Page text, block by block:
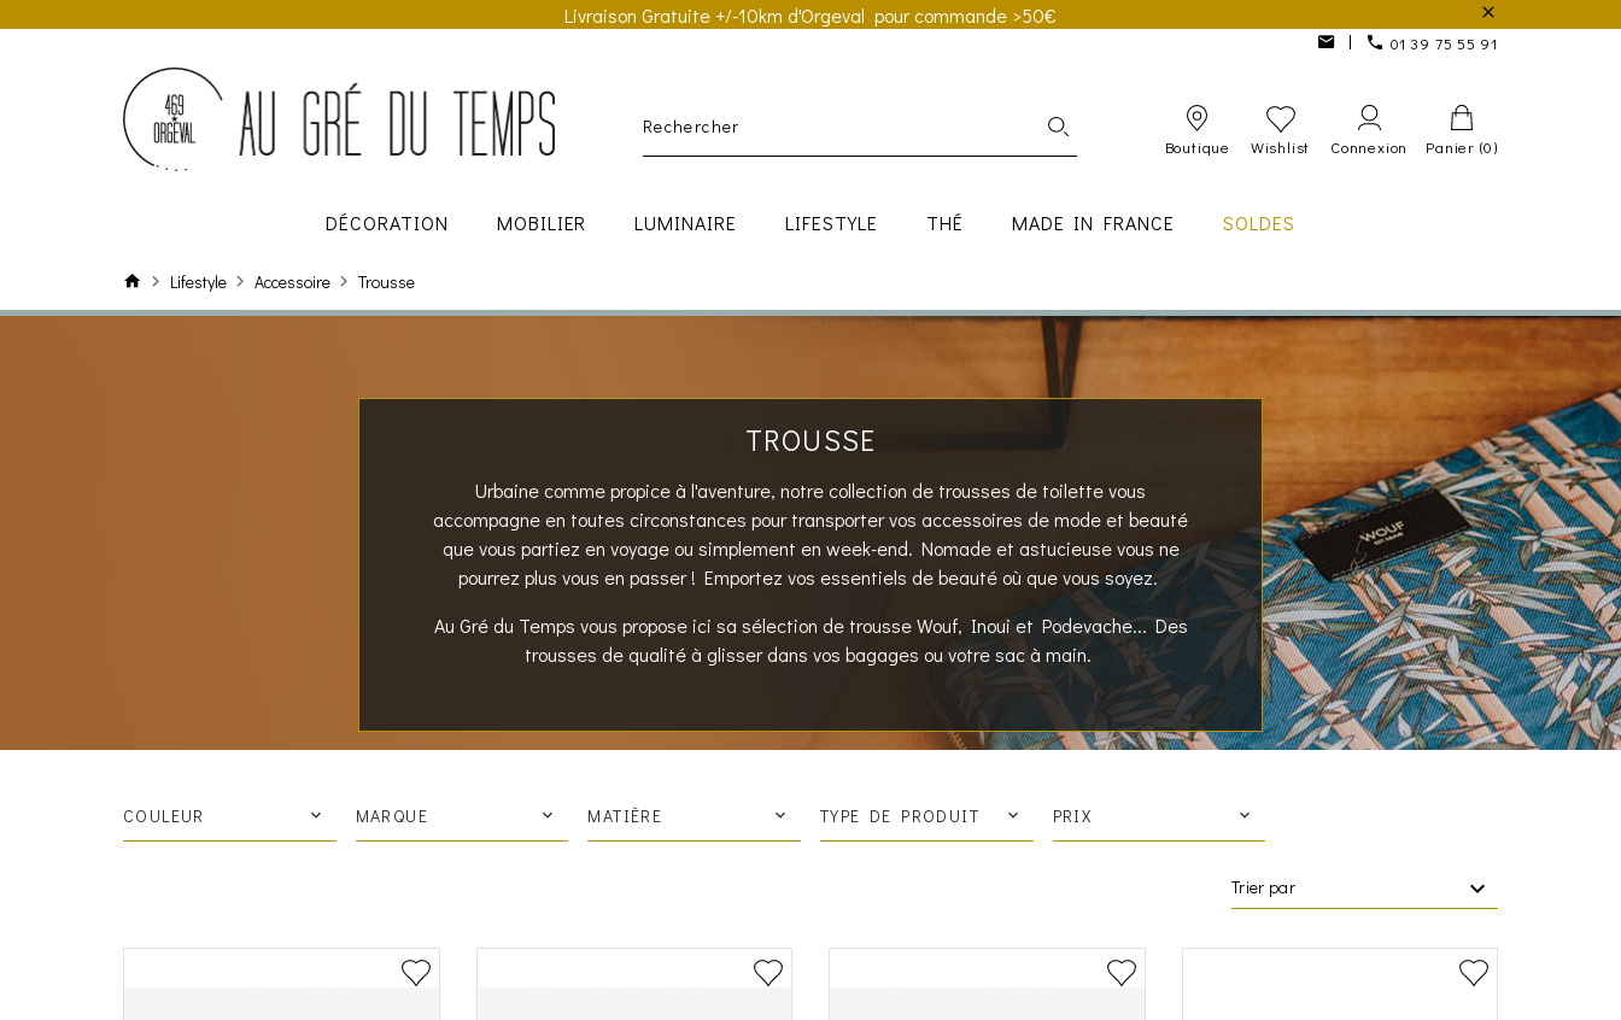
Livraison Gratuite +/-10km d'Orgeval pour commande >50€
01 39 75 55 91
Boutique Wishlist Connexion Panier (0)
DÉCORATION MOBILIER LUMINAIRE LIFESTYLE THÉ MADE IN FRANCE SOLDES
Lifestyle Accessoire Trousse
TROUSSE
Urbaine comme propice à l'aventure, notre collection de trousses de toilette vous
accompagne en toutes circonstances pour transporter vos accessoires de mode et beauté
que vous partiez en voyage ou simplement en week-end. Nomade et astucieuse vous ne
pourrez plus vous en passer ! Emportez vos essentiels de beauté où que vous soyez.
Au Gré du Temps vous propose ici sa sélection de trousse Wouf, Inoui et Podevache... Des
trousses de qualité à glisser dans vos bagages ou votre sac à main.
COULEUR MARQUE MATIÈRE TYPE DE PRODUIT PRIX
Trier par